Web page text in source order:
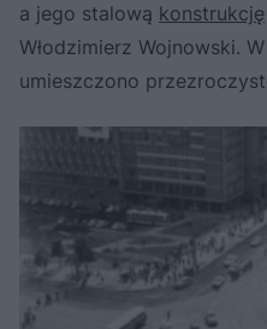
a jego stalową konstrukcję
Włodzimierz Wojnowski. W
umieszczono